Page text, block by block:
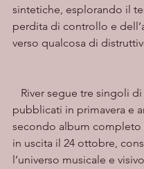
sintetiche, esplorando il
perdita di controllo e
verso qualcosa di
pubblicati in primavera e
secondo album completo
in uscita il 24 ottobre,
l’universo musicale e